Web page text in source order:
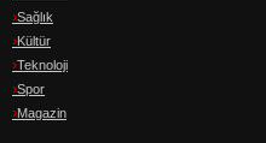
Sağlık
Kültür
Teknoloji
Spor
Magazin